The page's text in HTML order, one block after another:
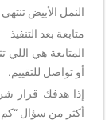
النمل الأبيض
متابعة بعد التنفيذ
المتابعة هي اللي
أو تواصل للتقييم.
إذا هدفك قرار
أكثر من سؤال